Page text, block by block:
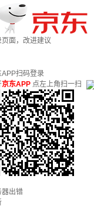
页面，改进建议
APP扫码登录
京东APP 点左上角扫一扫
器出错